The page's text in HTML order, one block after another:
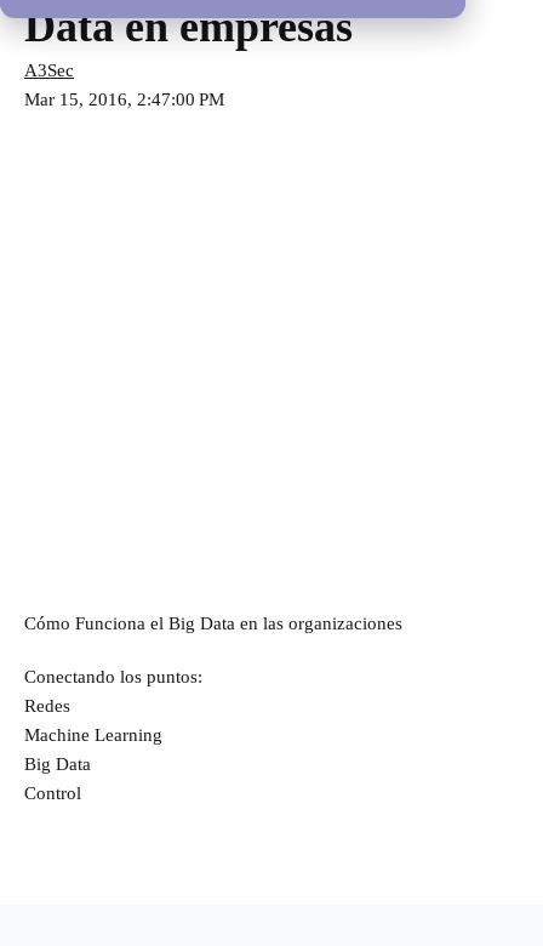
Data en empresas
A3Sec
Mar 15, 2016, 2:47:00 PM
Cómo Funciona el Big Data en las organizaciones
Conectando los puntos:
Redes
Machine Learning
Big Data
Control